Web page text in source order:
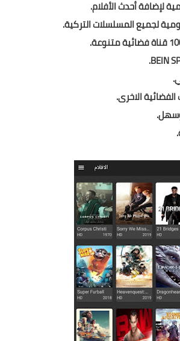
لإضافة أحدث الأفلام.
لجميع المسلسلات التركية.
الاخرى.